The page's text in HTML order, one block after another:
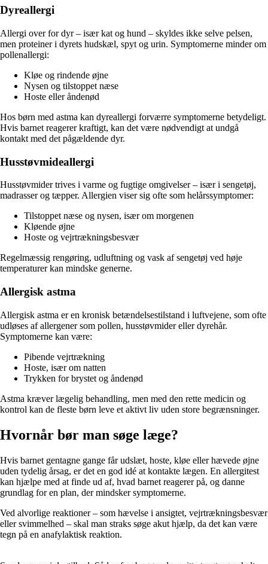
Dyreallergi
Allergi over for dyr – især kat og hund – skyldes ikke selve pelsen,
men proteiner i dyrets hudskæl, spyt og urin. Symptomerne minder om
pollenallergi:
Kløe og rindende øjne
Nysen og tilstoppet næse
Hoste eller åndenød
Hos børn med astma kan dyreallergi forværre symptomerne betydeligt.
Hvis barnet reagerer kraftigt, kan det være nødvendigt at undgå
kontakt med det pågældende dyr.
Husstøvmideallergi
Husstøvmider trives i varme og fugtige omgivelser – især i sengetøj,
madrasser og tæpper. Allergien viser sig ofte som helårssymptomer:
Tilstoppet næse og nysen, især om morgenen
Kløende øjne
Hoste og vejrtrækningsbesvær
Regelmæssig rengøring, udluftning og vask af sengetøj ved høje
temperaturer kan mindske generne.
Allergisk astma
Allergisk astma er en kronisk betændelsestilstand i luftvejene, som ofte
udløses af allergener som pollen, husstøvmider eller dyrehår.
Symptomerne kan være:
Pibende vejrtrækning
Hoste, især om natten
Trykken for brystet og åndenød
Astma kræver lægelig behandling, men med den rette medicin og
kontrol kan de fleste børn leve et aktivt liv uden store begrænsninger.
Hvornår bør man søge læge?
Hvis barnet gentagne gange får udslæt, hoste, kløe eller hævede øjne
uden tydelig årsag, er det en god idé at kontakte lægen. En allergitest
kan hjælpe med at finde ud af, hvad barnet reagerer på, og danne
grundlag for en plan, der mindsker symptomerne.
Ved alvorlige reaktioner – som hævelse i ansigtet, vejrtrækningsbesvær
eller svimmelhed – skal man straks søge akut hjælp, da det kan være
tegn på en anafylaktisk reaktion.